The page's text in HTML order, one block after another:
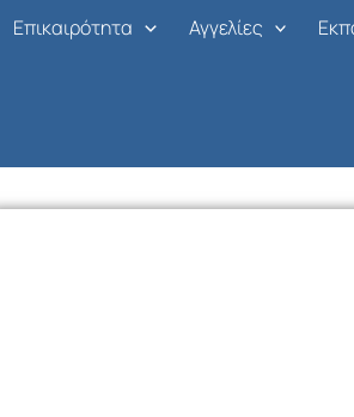
Επικαιρότητα Αγγελίες